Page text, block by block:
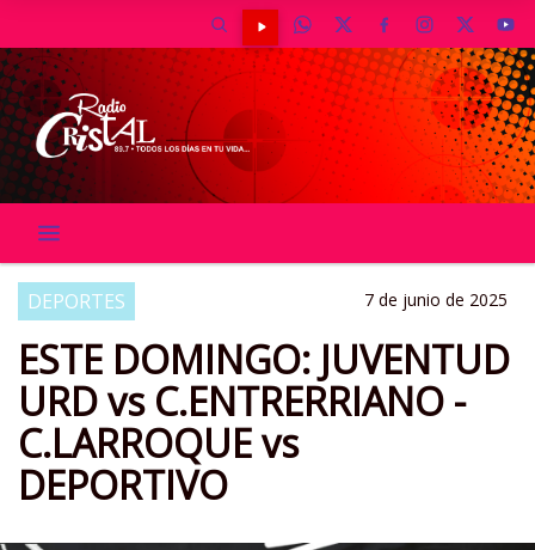
DEPORTES 7 de junio de 2025
ESTE DOMINGO: JUVENTUD
URD vs C.ENTRERRIANO -
C.LARROQUE vs
DEPORTIVO